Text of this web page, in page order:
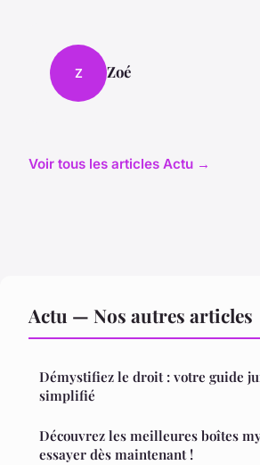
Z Zoé
Voir tous les articles Actu →
Actu — Nos autres articles
Démystifiez le droit : votre guide
simplifié
Découvrez les meilleures boîtes
essayer dès maintenant !